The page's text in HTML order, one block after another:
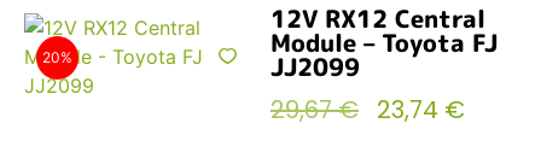
20%
12V RX12 Central
Module – Toyota FJ
JJ2099
29,67€ 23,74 €